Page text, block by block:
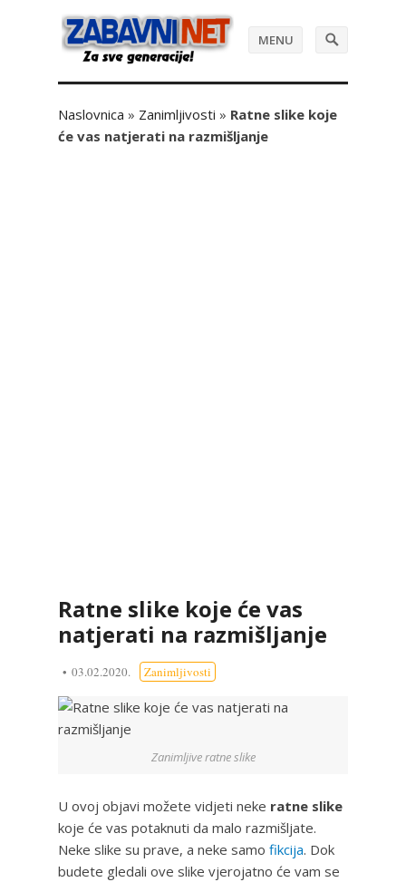
MENU
Naslovnica » Zanimljivosti » Ratne slike koje
će vas natjerati na razmišljanje
Ratne slike koje će vas
natjerati na razmišljanje
03.02.2020. Zanimljivosti
Zanimljive ratne slike
U ovoj objavi možete vidjeti neke ratne slike
koje će vas potaknuti da malo razmišljate.
Neke slike su prave, a neke samo fikcija. Dok
budete gledali ove slike vjerojatno će vam se